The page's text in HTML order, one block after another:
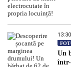
13:30
Un